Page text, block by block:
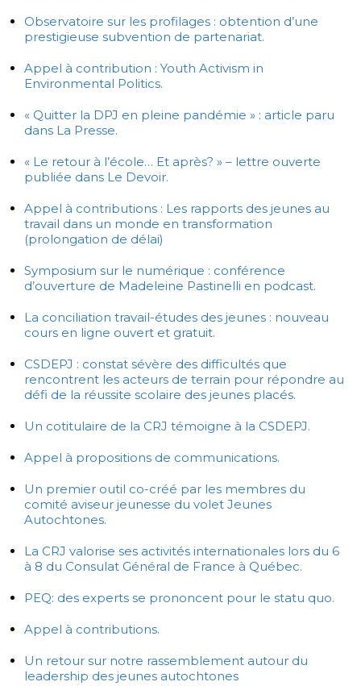
Observatoire sur les profilages : obtention d’une
prestigieuse subvention de partenariat.
Appel à contribution : Youth Activism in
Environmental Politics.
« Quitter la DPJ en pleine pandémie » : article paru
dans La Presse.
« Le retour à l’école… Et après? » – lettre ouverte
publiée dans Le Devoir.
Appel à contributions : Les rapports des jeunes au
travail dans un monde en transformation
(prolongation de délai)
Symposium sur le numérique : conférence
d’ouverture de Madeleine Pastinelli en podcast.
La conciliation travail-études des jeunes : nouveau
cours en ligne ouvert et gratuit.
CSDEPJ : constat sévère des difficultés que
rencontrent les acteurs de terrain pour répondre au
défi de la réussite scolaire des jeunes placés.
Un cotitulaire de la CRJ témoigne à la CSDEPJ.
Appel à propositions de communications.
Un premier outil co-créé par les membres du
comité aviseur jeunesse du volet Jeunes
Autochtones.
La CRJ valorise ses activités internationales lors du 6
à 8 du Consulat Général de France à Québec.
PEQ: des experts se prononcent pour le statu quo.
Appel à contributions.
Un retour sur notre rassemblement autour du
leadership des jeunes autochtones